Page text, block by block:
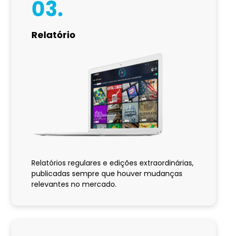
03.
Relatório
Relatórios regulares e edições extraordinárias,
publicadas sempre que houver mudanças
relevantes no mercado.